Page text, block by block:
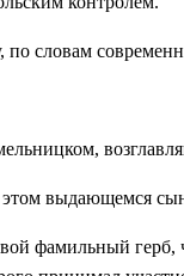
словам
выдающемся
фамильный